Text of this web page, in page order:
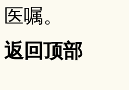
医嘱。
返回顶部